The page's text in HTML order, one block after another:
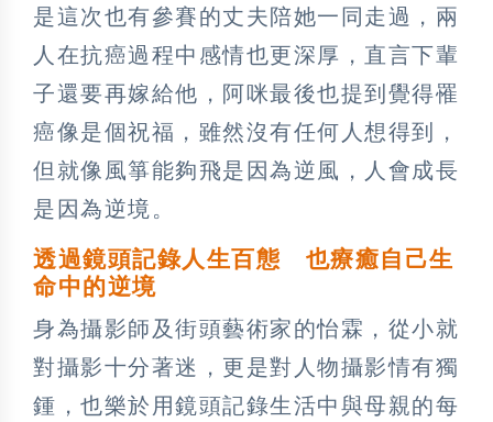
是這次也有參賽的丈夫陪她一同走過，兩
人在抗癌過程中感情也更深厚，直言下輩
子還要再嫁給他，阿咪最後也提到覺得罹
癌像是個祝福，雖然沒有任何人想得到，
但就像風箏能夠飛是因為逆風，人會成長
是因為逆境。
透過鏡頭記錄人生百態 也療癒自己生
命中的逆境
身為攝影師及街頭藝術家的怡霖，從小就
對攝影十分著迷，更是對人物攝影情有獨
鍾，也樂於用鏡頭記錄生活中與母親的每